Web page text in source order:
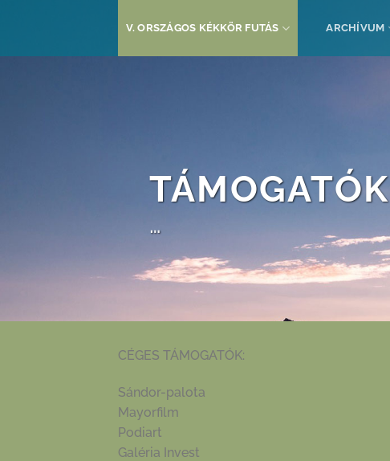
V. ORSZÁGOS KÉKKÖR FUTÁS ARCHÍVUM
TÁMOGATÓK
…
CÉGES TÁMOGATÓK:
Sándor-palota
Mayorfilm
Podiart
Galéria Invest